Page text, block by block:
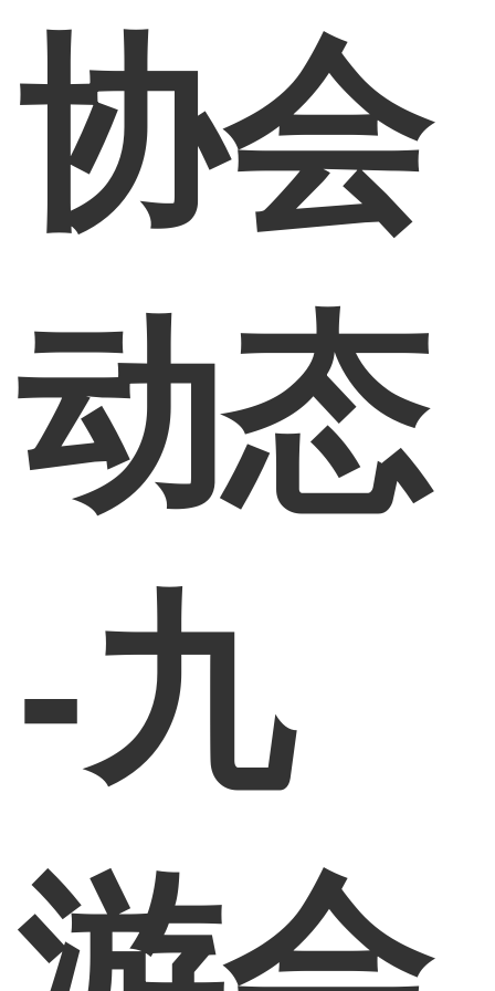
协会
动态
-九